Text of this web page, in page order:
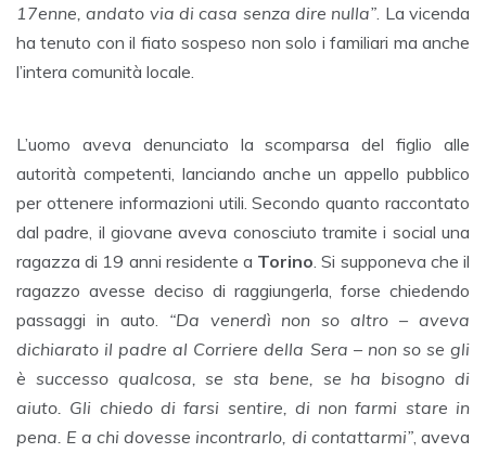
17enne, andato via di casa senza dire nulla” . La vicenda
ha tenuto con il fiato sospeso non solo i familiari ma anche
l’intera comunità locale.
L’uomo aveva denunciato la scomparsa del figlio alle
autorità competenti, lanciando anche un appello pubblico
per ottenere informazioni utili. Secondo quanto raccontato
dal padre, il giovane aveva conosciuto tramite i social una
ragazza di 19 anni residente a Torino . Si supponeva che il
ragazzo avesse deciso di raggiungerla, forse chiedendo
passaggi in auto. “Da venerdì non so altro – aveva
dichiarato il padre al Corriere della Sera – non so se gli
è successo qualcosa, se sta bene, se ha bisogno di
aiuto. Gli chiedo di farsi sentire, di non farmi stare in
pena. E a chi dovesse incontrarlo, di contattarmi”, aveva